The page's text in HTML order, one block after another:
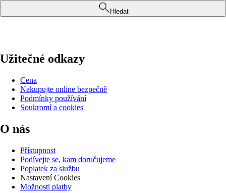
Hledat
Užitečné odkazy
Cena
Nakupujte online bezpečně
Podmínky používání
Soukromí a cookies
O nás
Přístupnost
Podívejte se, kam doručujeme
Poplatek za službu
Nastavení Cookies
Možnosti platby